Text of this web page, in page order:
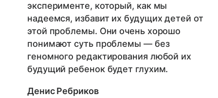
эксперименте, который, как мы
надеемся, избавит их будущих детей от
этой проблемы. Они очень хорошо
понимают суть проблемы — без
геномного редактирования любой их
будущий ребенок будет глухим.
Денис Ребриков